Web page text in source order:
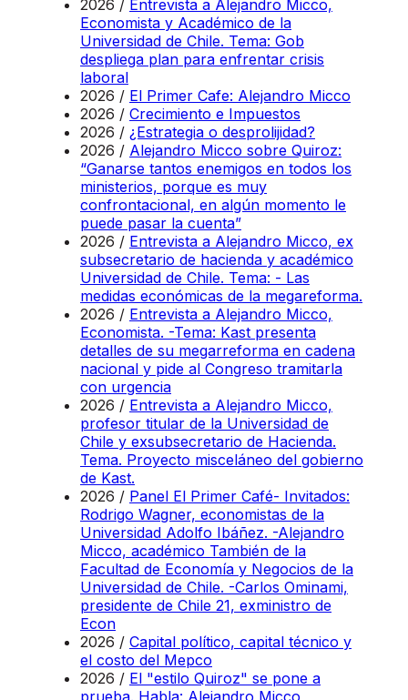
2026 / Entrevista a Alejandro Micco,
Economista y Académico de la
Universidad de Chile. Tema: Gob
despliega plan para enfrentar crisis
laboral
2026 / El Primer Cafe: Alejandro Micco
2026 / Crecimiento e Impuestos
2026 / ¿Estrategia o desprolijidad?
2026 / Alejandro Micco sobre Quiroz:
“Ganarse tantos enemigos en todos los
ministerios, porque es muy
confrontacional, en algún momento le
puede pasar la cuenta”
2026 / Entrevista a Alejandro Micco, ex
subsecretario de hacienda y académico
Universidad de Chile. Tema: - Las
medidas económicas de la megareforma.
2026 / Entrevista a Alejandro Micco,
Economista. -Tema: Kast presenta
detalles de su megarreforma en cadena
nacional y pide al Congreso tramitarla
con urgencia
2026 / Entrevista a Alejandro Micco,
profesor titular de la Universidad de
Chile y exsubsecretario de Hacienda.
Tema. Proyecto misceláneo del gobierno
de Kast.
2026 / Panel El Primer Café- Invitados:
Rodrigo Wagner, economistas de la
Universidad Adolfo Ibáñez. -Alejandro
Micco, académico También de la
Facultad de Economía y Negocios de la
Universidad de Chile. -Carlos Ominami,
presidente de Chile 21, exministro de
Econ
2026 / Capital político, capital técnico y
el costo del Mepco
2026 / El "estilo Quiroz" se pone a